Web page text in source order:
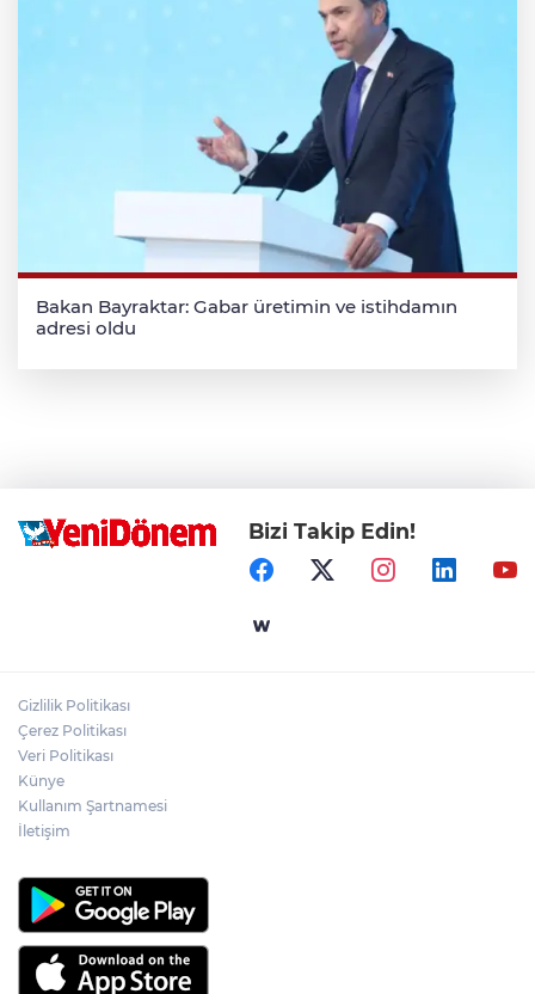
Bakan Bayraktar: Gabar üretimin ve istihdamın
adresi oldu
Bizi Takip Edin!
Gizlilik Politikası
Çerez Politikası
Veri Politikası
Künye
Kullanım Şartnamesi
İletişim